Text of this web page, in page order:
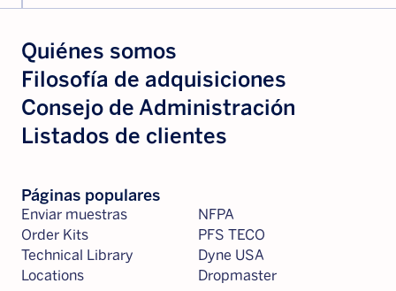
Quiénes somos
Filosofía de adquisiciones
Consejo de Administración
Listados de clientes
Páginas populares
Enviar muestras
Order Kits
Technical Library
Locations
NFPA
PFS TECO
Dyne USA
Dropmaster